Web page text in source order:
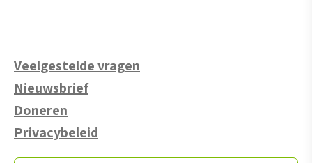
Veelgestelde vragen
Nieuwsbrief
Doneren
Privacybeleid